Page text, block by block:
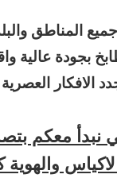
المناطق
بجودة عالية
الافكار
معكم
والهوية